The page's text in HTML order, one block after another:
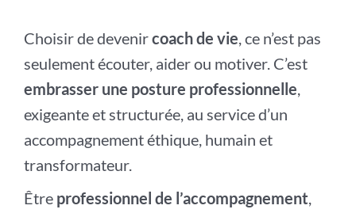
Choisir de devenircoach de vie, ce n’est pas
seulement écouter, aider ou motiver. C’est
embrasser une posture professionnelle,
exigeante et structurée, au service d’un
accompagnement éthique, humain et
transformateur.
Être professionnel de l’accompagnement,